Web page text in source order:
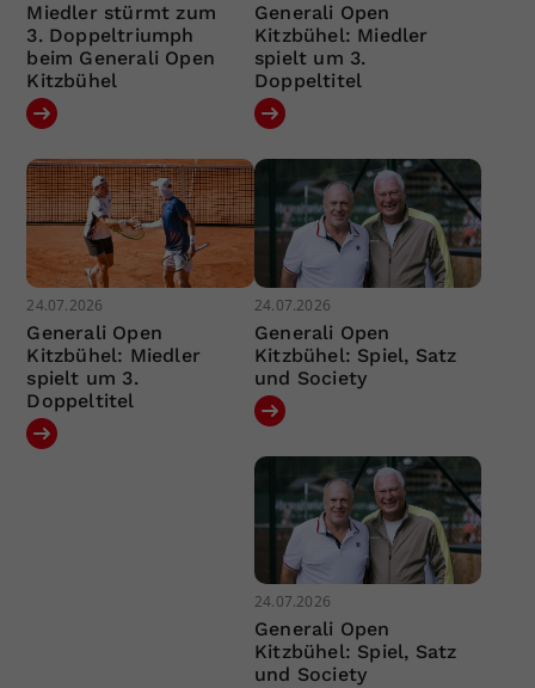
Miedler stürmt zum
3. Doppeltriumph
beim Generali Open
Kitzbühel
Generali Open
Kitzbühel: Miedler
spielt um 3.
Doppeltitel
24.07.2026
Generali Open
Kitzbühel: Miedler
spielt um 3.
Doppeltitel
24.07.2026
Generali Open
Kitzbühel: Spiel, Satz
und Society
24.07.2026
Generali Open
Kitzbühel: Spiel, Satz
und Society